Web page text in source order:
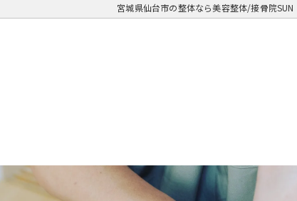
宮城県仙台市の整体なら美容整体/接骨院SUN